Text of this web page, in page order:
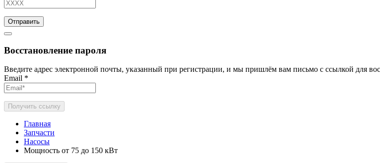
Отправить
Восстановление пароля
Введите адрес электронной почты, указанный при регистрации, и мы пришлём вам письмо с ссылкой для
Email *
Получить ссылку
Главная
Запчасти
Насосы
Мощность от 75 до 150 кВт